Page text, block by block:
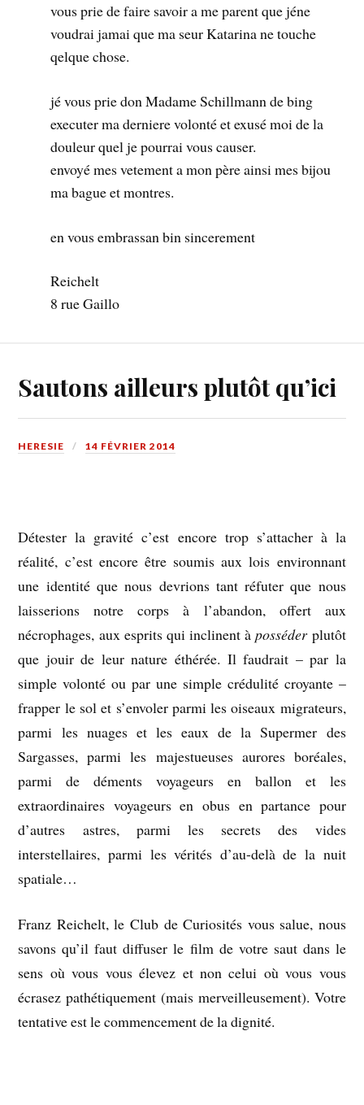
vous prie de faire savoir a me parent que jéne
voudrai jamai que ma seur Katarina ne touche
qelque chose.
jé vous prie don Madame Schillmann de bing
executer ma derniere volonté et exusé moi de la
douleur quel je pourrai vous causer.
envoyé mes vetement a mon père ainsi mes bijou
ma bague et montres.
en vous embrassan bin sincerement
Reichelt
8 rue Gaillo
Sautons ailleurs plutôt qu’ici
HERESIE 14 FÉVRIER 2014
Détester la gravité c’est encore trop s’attacher à la
réalité, c’est encore être soumis aux lois environnant
une identité que nous devrions tant réfuter que nous
laisserions notre corps à l’abandon, offert aux
nécrophages, aux esprits qui inclinent àposséderplutôt
que jouir de leur nature éthérée. Il faudrait – par la
simple volonté ou par une simple crédulité croyante –
frapper le sol et s’envoler parmi les oiseaux migrateurs,
parmi les nuages et les eaux de la Supermer des
Sargasses, parmi les majestueuses aurores boréales,
parmi de déments voyageurs en ballon et les
extraordinaires voyageurs en obus en partance pour
d’autres astres, parmi les secrets des vides
interstellaires, parmi les vérités d’au-delà de la nuit
spatiale…
Franz Reichelt, le Club de Curiosités vous salue, nous
savons qu’il faut diffuser le film de votre saut dans le
sens où vous vous élevez et non celui où vous vous
écrasez pathétiquement (mais merveilleusement). Votre
tentative est le commencement de la dignité.